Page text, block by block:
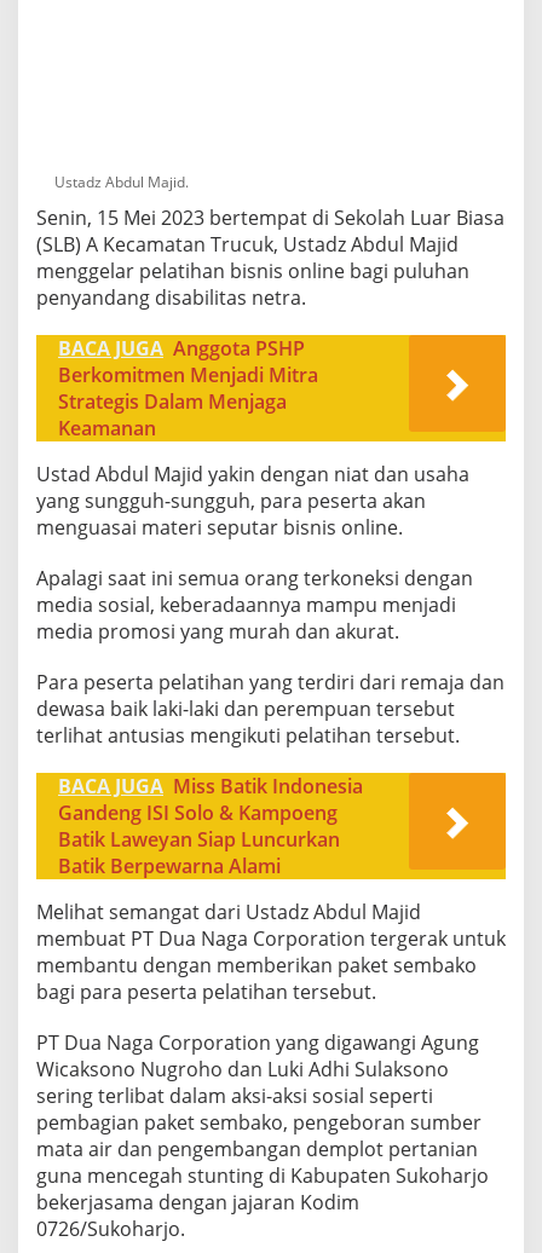
Ustadz Abdul Majid.
Senin, 15 Mei 2023 bertempat di Sekolah Luar Biasa
(SLB) A Kecamatan Trucuk, Ustadz Abdul Majid
menggelar pelatihan bisnis online bagi puluhan
penyandang disabilitas netra.
BACA JUGA Anggota PSHP
Berkomitmen Menjadi Mitra
Strategis Dalam Menjaga
Keamanan
Ustad Abdul Majid yakin dengan niat dan usaha
yang sungguh-sungguh, para peserta akan
menguasai materi seputar bisnis online.
Apalagi saat ini semua orang terkoneksi dengan
media sosial, keberadaannya mampu menjadi
media promosi yang murah dan akurat.
Para peserta pelatihan yang terdiri dari remaja dan
dewasa baik laki-laki dan perempuan tersebut
terlihat antusias mengikuti pelatihan tersebut.
BACA JUGA Miss Batik Indonesia
Gandeng ISI Solo & Kampoeng
Batik Laweyan Siap Luncurkan
Batik Berpewarna Alami
Melihat semangat dari Ustadz Abdul Majid
membuat PT Dua Naga Corporation tergerak untuk
membantu dengan memberikan paket sembako
bagi para peserta pelatihan tersebut.
PT Dua Naga Corporation yang digawangi Agung
Wicaksono Nugroho dan Luki Adhi Sulaksono
sering terlibat dalam aksi-aksi sosial seperti
pembagian paket sembako, pengeboran sumber
mata air dan pengembangan demplot pertanian
guna mencegah stunting di Kabupaten Sukoharjo
bekerjasama dengan jajaran Kodim
0726/Sukoharjo.